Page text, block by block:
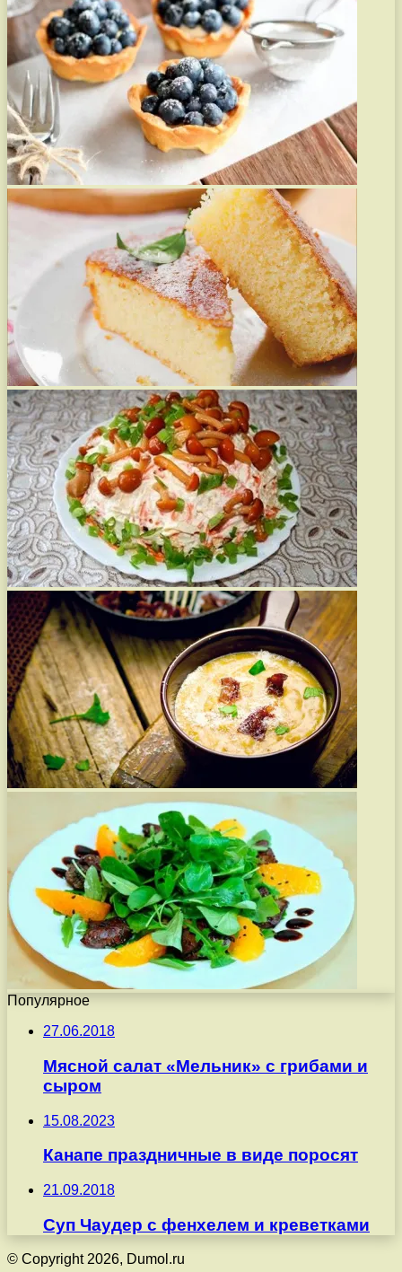
Популярное
27.06.2018
Мясной салат «Мельник» с грибами и
сыром
15.08.2023
Канапе праздничные в виде поросят
21.09.2018
Суп Чаудер с фенхелем и креветками
© Copyright 2026, Dumol.ru